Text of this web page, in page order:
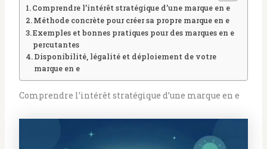
Comprendre l’intérêt stratégique d’une marque en e
Méthode concrète pour créer sa propre marque en e
Exemples et bonnes pratiques pour des marques en e
percutantes
Disponibilité, légalité et déploiement de votre
marque en e
Comprendre l’intérêt stratégique d’une marque en e